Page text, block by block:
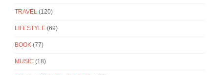
TRAVEL (120)
LIFESTYLE (69)
BOOK (77)
MUSIC (18)